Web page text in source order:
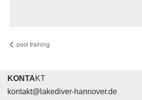
pool training
KONTAKT
kontakt@lakediver-hannover.de